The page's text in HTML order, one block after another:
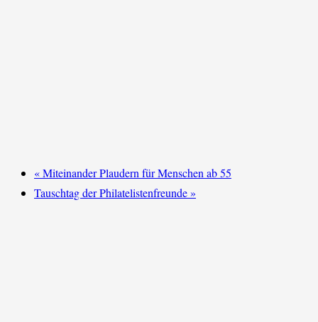
«Miteinander Plaudern für Menschen ab 55
Tauschtag der Philatelistenfreunde»